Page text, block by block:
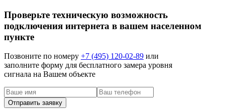
Проверьте техническую возможность
подключения интернета в вашем населенном
пункте
Позвоните по номеру +7 (495) 120-02-89 или
заполните форму для бесплатного замера уровня
сигнала на Вашем объекте